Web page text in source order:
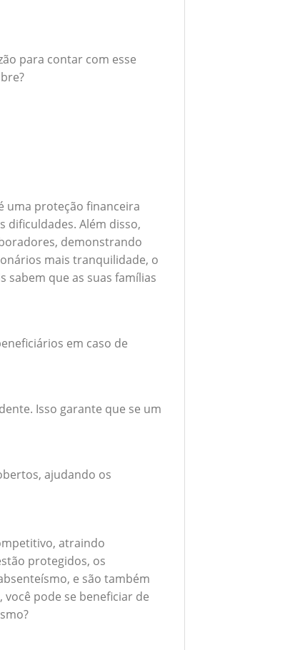
para contar com esse
uma proteção financeira
dificuldades. Além disso,
demonstrando
mais tranquilidade, o
sabem que as suas famílias
em caso de
Isso garante que se um
ajudando os
atraindo
protegidos, os
e são também
pode se beneficiar de